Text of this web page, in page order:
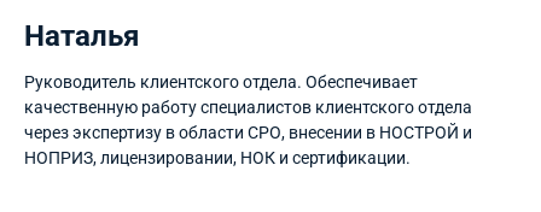
Наталья
Руководитель клиентского отдела. Обеспечивает
качественную работу специалистов клиентского отдела
через экспертизу в области СРО, внесении в НОСТРОЙ и
НОПРИЗ, лицензировании, НОК и сертификации.